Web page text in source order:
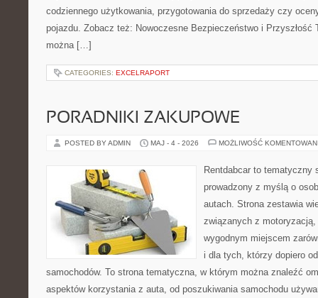
codziennego użytkowania, przygotowania do sprzedaży czy
pojazdu. Zobacz też: Nowoczesne Bezpieczeństwo i Przyszłość
można […]
CATEGORIES: EXCELRAPORT
PORADNIKI ZAKUPOWE
POSTED BY ADMIN MAJ - 4 - 2026 MOŻLIWOŚĆ
Rentdabcar to tematyczny
prowadzony z myślą o
autach. Strona zestawia
związanych z
wygodnym miejscem
i dla tych, którzy dopiero
samochodów. To strona tematyczna, w którym można znaleźć
aspektów korzystania z auta, od poszukiwania samochodu